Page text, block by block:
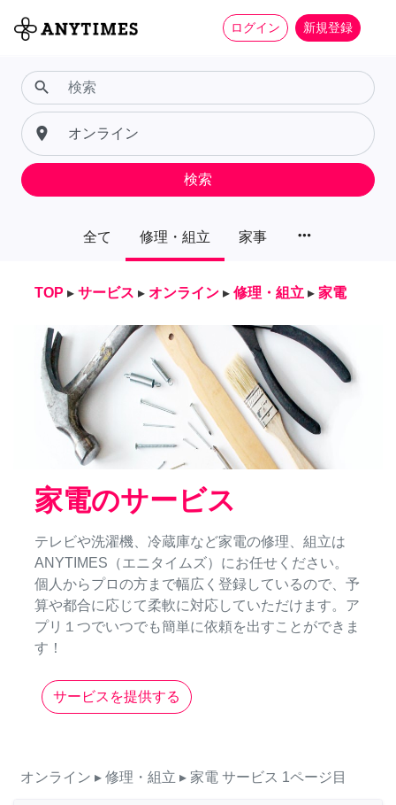
ログイン 新規登録
全て 修理・組立 家事 more_horiz
search
place
検索
TOP ▸ サービス ▸ オンライン ▸ 修理・組立 ▸ 家電
家電のサービス
テレビや洗濯機、冷蔵庫など家電の修理、組立は
ANYTIMES（エニタイムズ）にお任せください。
個人からプロの方まで幅広く登録しているので、予
算や都合に応じて柔軟に対応していただけます。ア
プリ１つでいつでも簡単に依頼を出すことができま
す！
サービスを提供する
オンライン ▸ 修理・組立 ▸ 家電 サービス 1ページ目